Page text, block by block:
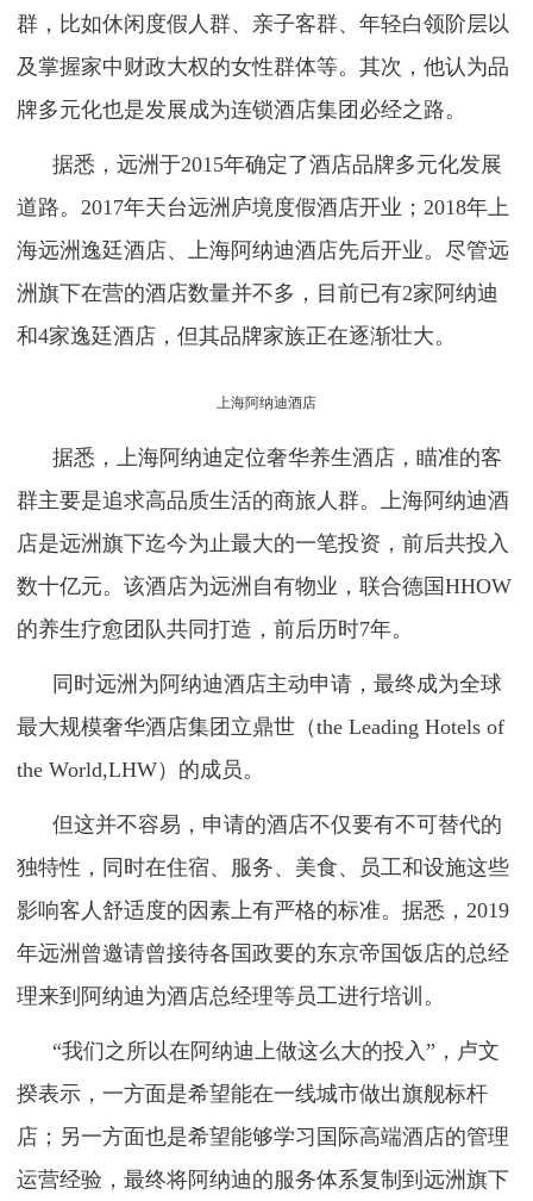
群，比如休闲度假人群、亲子客群、年轻白领阶层以
及掌握家中财政大权的女性群体等。其次，他认为品
牌多元化也是发展成为连锁酒店集团必经之路。
据悉，远洲于2015年确定了酒店品牌多元化发展
道路。2017年天台远洲庐境度假酒店开业；2018年上
海远洲逸廷酒店、上海阿纳迪酒店先后开业。尽管远
洲旗下在营的酒店数量并不多，目前已有2家阿纳迪
和4家逸廷酒店，但其品牌家族正在逐渐壮大。
上海阿纳迪酒店
据悉，上海阿纳迪定位奢华养生酒店，瞄准的客
群主要是追求高品质生活的商旅人群。上海阿纳迪酒
店是远洲旗下迄今为止最大的一笔投资，前后共投入
数十亿元。该酒店为远洲自有物业，联合德国HHOW
的养生疗愈团队共同打造，前后历时7年。
同时远洲为阿纳迪酒店主动申请，最终成为全球
最大规模奢华酒店集团立鼎世（the Leading Hotels of
the World,LHW）的成员。
但这并不容易，申请的酒店不仅要有不可替代的
独特性，同时在住宿、服务、美食、员工和设施这些
影响客人舒适度的因素上有严格的标准。据悉，2019
年远洲曾邀请曾接待各国政要的东京帝国饭店的总经
理来到阿纳迪为酒店总经理等员工进行培训。
“我们之所以在阿纳迪上做这么大的投入”，卢文
揆表示，一方面是希望能在一线城市做出旗舰标杆
店；另一方面也是希望能够学习国际高端酒店的管理
运营经验，最终将阿纳迪的服务体系复制到远洲旗下